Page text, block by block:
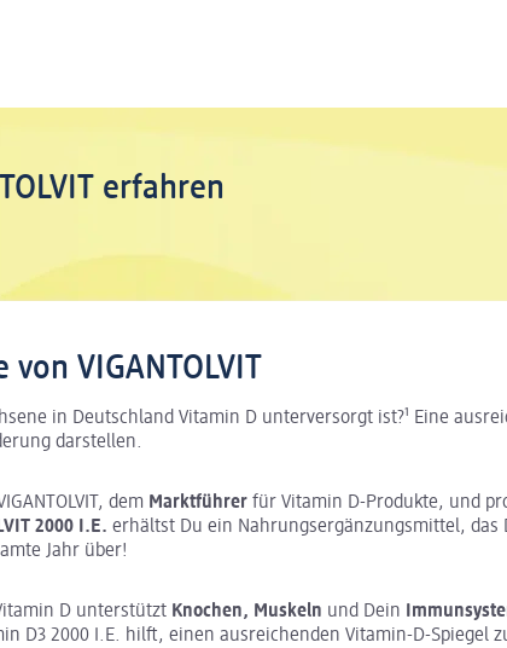
erfahren
VIGANTOLVIT
in Deutschland Vitamin D unterversorgt ist?¹ Eine
darstellen.
dem Marktführer für Vitamin D-Produkte, und
2000 I.E. erhältst Du ein Nahrungsergänzungsmittel, das
Jahr über!
D unterstützt Knochen, Muskeln und Dein
D3 2000 I.E. hilft, einen ausreichenden Vitamin-D-Spiegel